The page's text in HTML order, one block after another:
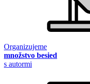
Organizujeme
množstvo besied
s autormi